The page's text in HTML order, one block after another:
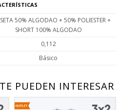
50% ALGODAO + 50% POLIESTER +
SHORT 100% ALGODAO
0,112
Básico
PUEDEN INTERESAR